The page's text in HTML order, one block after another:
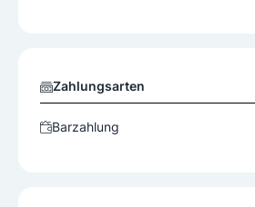
Zahlungsarten
Barzahlung